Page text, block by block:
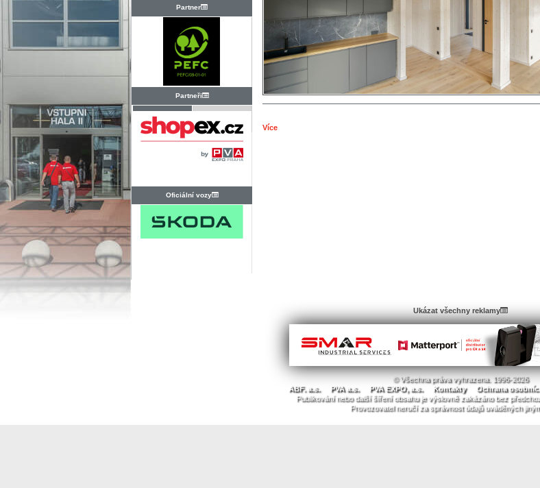
Partner
Partneři
Oficiální vozy
Více
Ukázat všechny reklamy
© Všechna práva vyhrazena. 1996-2026
ABF. a.s.
PVA a.s. PVA EXPO, a.s. Kontakty Ochrana
Publikování nebo další šíření obsahu je výslovně zakázáno bez
Provozovatel neručí za správnost údajů uváděných